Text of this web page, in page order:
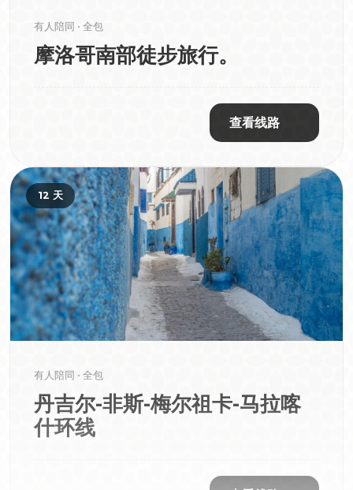
有人陪同 • 全包
摩洛哥南部徒步旅行。
查看线路
12 天
有人陪同 • 全包
丹吉尔-非斯-梅尔祖卡-马拉喀
什环线